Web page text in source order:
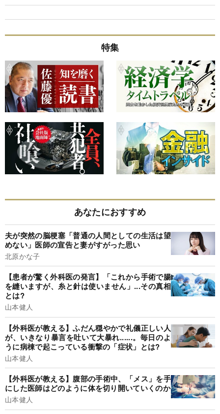
特集
あなたにおすすめ
夫が突然の脳梗塞「普通の人間としての生活は望
めない」医師の宣告と妻がすがった思い
北原かな子
【患者が驚く外科医の発言】「これから手術で腸
を縫いますが、糸と針は使いません」...その真相
とは?
山本健人
【外科医が教える】ふだん穏やかで礼儀正しい人
が、いきなり暴言を吐いて大暴れ......。毎日のよ
うに病棟で起こっている衝撃の「症状」とは?
山本健人
【外科医が教える】腹部の手術中、「メス」を手
にした医師はどのように体を切り開いていくのか
山本健人